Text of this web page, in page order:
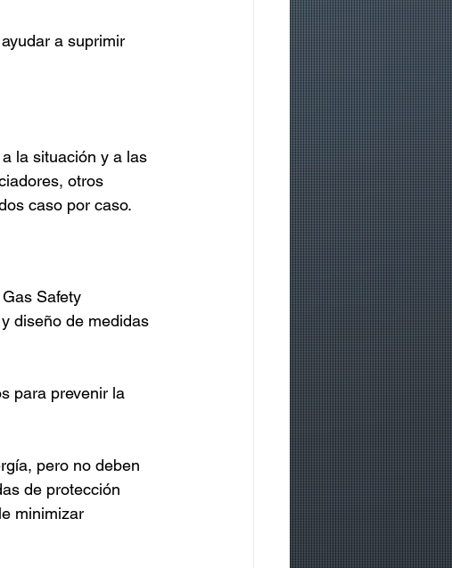
a suprimir
la situación y a las
otros
caso por caso.
Safety
diseño de medidas
para prevenir la
pero no deben
de protección
minimizar